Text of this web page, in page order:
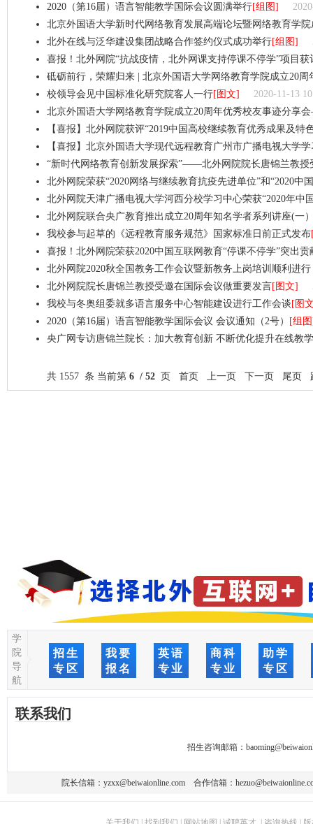
2020（第16届）语言智能教学国际会议圆满举行[组图]
北京外国语大学新时代网络教育发展高端论坛暨网络教育学
北外在线与泛华建设集团战略合作签约仪式成功举行[组图]
喜报！北外网院“抗战疫情，北外网课支持停课不停学”项目
砥砺前行，荣耀归来 | 北京外国语大学网络教育学院成立20
校领导会见中国标准化研究院客人一行[图文]
2020-11-13
北京外国语大学网络教育学院成立20周年优秀校友事迹分享
【喜报】北外网院获评“2019中国高校继续教育优秀成果及特
【喜报】北京外国语大学现代远程教育广州市广播电视大学
“新时代网络教育创新发展探索”——北外网院院长唐锦兰教授
北外网院荣获“2020网络与继续教育抗疫先进单位”和“2020中
北外网院天津广播电视大学河西分校学习中心荣获“2020年中
北外网院联合央广教育推出成立20周年知名学者系列讲座(一
我校参与起草的《远程教育服务规范》国家标准日前正式发布
喜报！北外网院荣获2020中国互联网教育“停课不停学”突出贡
北外网院2020秋全国教务工作会议暨新教务上岗培训顺利进行
北外网院院长唐锦兰教授受邀在国际会议做重要发言[图文]
我校与冬奥组委就多语言服务中心智能建设进行工作会谈 [图
2020（第16届）语言智能教学国际会议 会议通知（2号）
[组
央广网专访唐锦兰院长：加大教育创新 不断优化提升在线教
共 1557 条 当前第 6 / 52 页 首页 上一页 下一页 尾页
学
院
导
航
招生
专区
我要
报名
英语
专业
商科
专业
助学
专区
联系我们
招生咨询邮箱：
院长信箱： yzxx@beiwaionline.com 合作信箱：